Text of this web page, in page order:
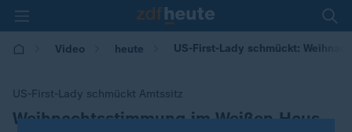
Video heute US-First-Lady schmückt:
US-First-Lady schmückt Amtssitz
:
Weihnachtsstimmung im Weißen Haus